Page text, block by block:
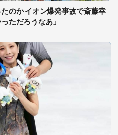
のか イオン爆発事故で斎藤幸
ただろうなあ」